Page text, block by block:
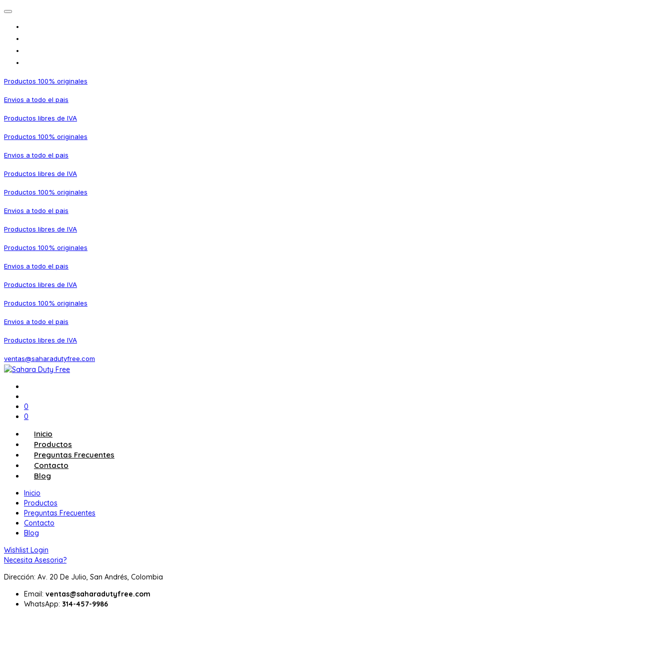
Productos 100% originales
Envios a todo el pais
Productos libres de IVA
Productos 100% originales
Envios a todo el pais
Productos libres de IVA
Productos 100% originales
Envios a todo el pais
Productos libres de IVA
Productos 100% originales
Envios a todo el pais
Productos libres de IVA
Productos 100% originales
Envios a todo el pais
Productos libres de IVA
ventas@saharadutyfree.com
0
0
Inicio
Productos
Preguntas Frecuentes
Contacto
Blog
Inicio
Productos
Preguntas Frecuentes
Contacto
Blog
Wishlist Login
Necesita Asesoria?
Dirección: Av. 20 De Julio, San Andrés, Colombia
Email: ventas@saharadutyfree.com
WhatsApp: 314-457-9986